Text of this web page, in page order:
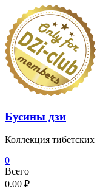
Перейти
содержимому
Бусины дзи
Коллекция тибетских
0
Всего
0.00 ₽